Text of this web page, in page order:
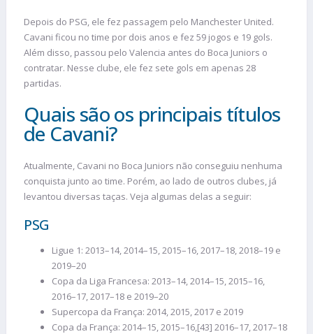
Depois do PSG, ele fez passagem pelo Manchester United.
Cavani ficou no time por dois anos e fez 59 jogos e 19 gols.
Além disso, passou pelo Valencia antes do Boca Juniors o
contratar. Nesse clube, ele fez sete gols em apenas 28
partidas.
Quais são os principais títulos
de Cavani?
Atualmente, Cavani no Boca Juniors não conseguiu nenhuma
conquista junto ao time. Porém, ao lado de outros clubes, já
levantou diversas taças. Veja algumas delas a seguir:
PSG
Ligue 1: 2013–14, 2014–15, 2015–16, 2017–18, 2018–19 e
2019–20
Copa da Liga Francesa: 2013–14, 2014–15, 2015–16,
2016–17, 2017–18 e 2019–20
Supercopa da França: 2014, 2015, 2017 e 2019
Copa da França: 2014–15, 2015–16,[43] 2016–17, 2017–18